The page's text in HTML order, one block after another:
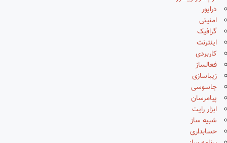
درایور
امنیتی
گرافیک
اینترنت
کاربردی
فعالساز
زیباسازی
جاسوسی
پیامرسان
ابزار رایت
شبیه ساز
حسابداری